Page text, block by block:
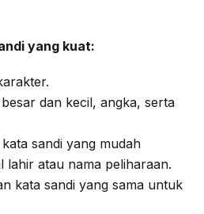
yang kuat:
dan kecil, angka, serta
sandi yang mudah
lahir atau nama peliharaan.
kata sandi yang sama untuk